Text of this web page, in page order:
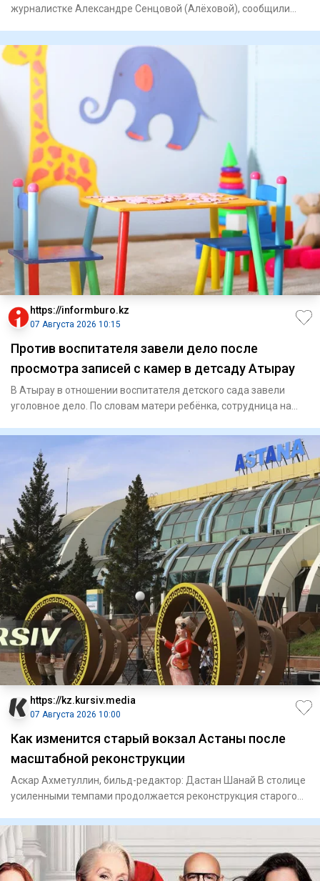
журналистке Александре Сенцовой (Алёховой), сообщили
https://informburo.kz
07 Августа 2026 10:15
Против воспитателя завели дело после
просмотра записей с камер в детсаду Атырау
В Атырау в отношении воспитателя детского сада завели
уголовное дело. По словам матери ребёнка, сотрудница на
https://kz.kursiv.media
07 Августа 2026 10:00
Как изменится старый вокзал Астаны после
масштабной реконструкции
Аскар Ахметуллин, бильд-редактор: Дастан Шанай В столице
усиленными темпами продолжается реконструкция старого